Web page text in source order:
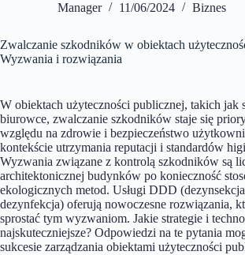
Manager 11/06/2024 Biznes
Zwalczanie szkodników w obiektach
Wyzwania i rozwiązania
W obiektach użyteczności publicznej, takich jak
biurowce, zwalczanie szkodników staje się
względu na zdrowie i bezpieczeństwo
kontekście utrzymania reputacji i standardów
Wyzwania związane z kontrolą szkodników są
architektonicznej budynków po konieczność
ekologicznych metod. Usługi DDD
dezynfekcja) oferują nowoczesne rozwiązania,
sprostać tym wyzwaniom. Jakie strategie i
najskuteczniejsze? Odpowiedzi na te pytania
sukcesie zarządzania obiektami użyteczności